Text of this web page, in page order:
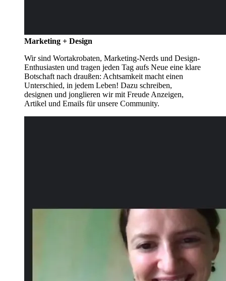
Marketing + Design
Wir sind Wortakrobaten, Marketing-Nerds und Design-
Enthusiasten und tragen jeden Tag aufs Neue eine klare
Botschaft nach draußen: Achtsamkeit macht einen
Unterschied, in jedem Leben! Dazu schreiben,
designen und jonglieren wir mit Freude Anzeigen,
Artikel und Emails für unsere Community.